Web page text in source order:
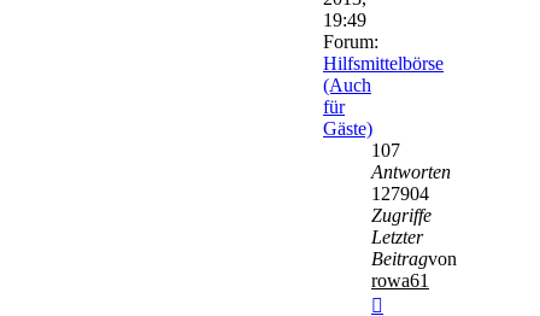
19:49
Forum:
Hilfsmittelbörse
(Auch
für
Gäste)
107
Antworten
127904
Zugriffe
Letzter
Beitragvon
rowa61